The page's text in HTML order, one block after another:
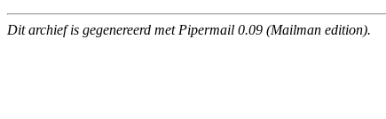
Dit archief is gegenereerd met Pipermail 0.09 (Mailman edition).